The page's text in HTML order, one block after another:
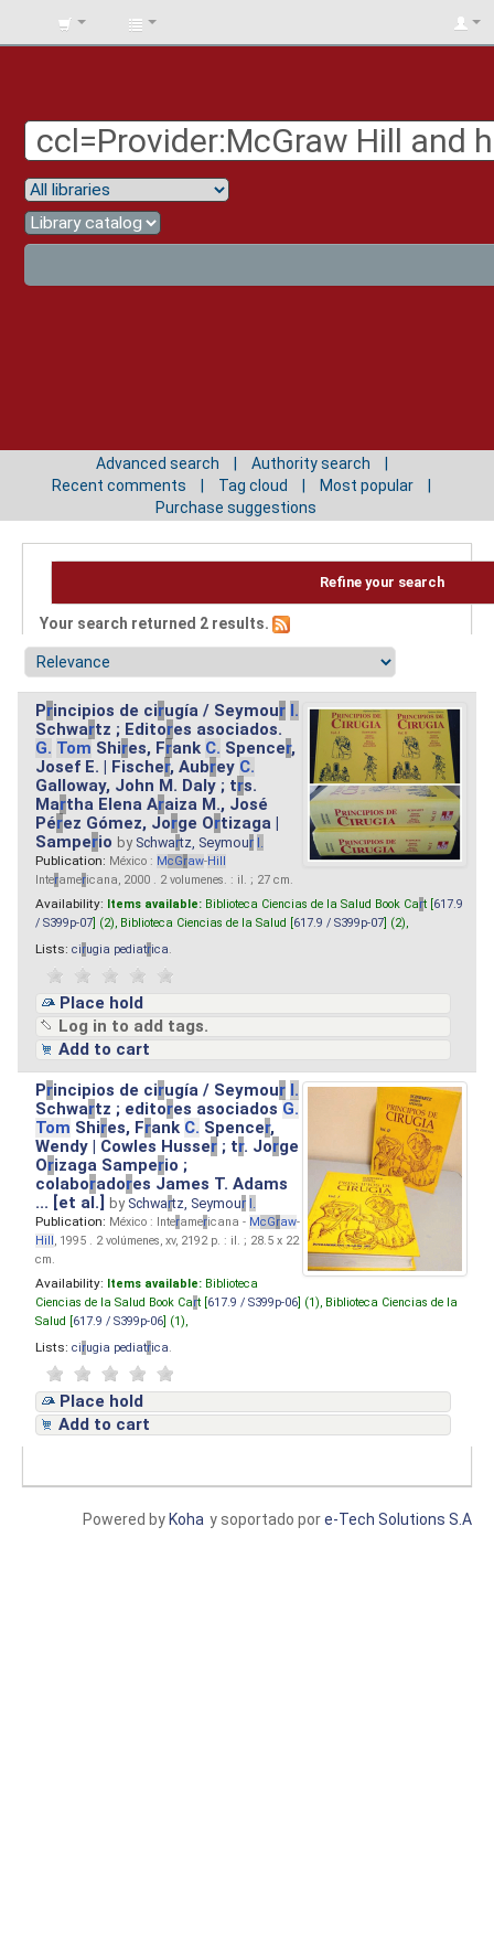
BIBLIOTECA
Advanced search
Authority search
Recent comments
Tag cloud
Most popular
Purchase suggestions
Refine your search
Your search returned 2 results.
Principios de cirugía / Seymour I.
Schwartz ; Editores asociados.
G. Tom Shires, Frank C. Spencer,
Josef E. | Fischer, Aubrey C.
Galloway, John M. Daly ; trs.
Martha Elena Araiza M., José
Pérez Gómez, Jorge Ortizaga |
Samperio by Schwartz, Seymour I.
Publication: México : McGraw-Hill
Interamericana, 2000 . 2 volumenes. : il. ; 27 cm.
Availability: Items available: Biblioteca Ciencias de la Salud Book Cart [ 617.9
/ S399p-07 ] (2), Biblioteca Ciencias de la Salud [ 617.9 / S399p-07 ] (2),
Lists: cirugia pediatrica
Place hold
Log in to add tags.
Add to cart
Principios de cirugía / Seymour I.
Schwartz ; editores asociados G.
Tom Shires, Frank C. Spencer,
Wendy | Cowles Husser ; tr. Jorge
Orizaga Samperio ;
colaboradores James T. Adams
... [et al.]by Schwartz, Seymour I.
Publication: México : Interamericana - McGraw-
Hill, 1995 . 2 volúmenes, xv, 2192 p. : il. ; 28.5 x 22
cm.
Availability: Items available: Biblioteca
Ciencias de la Salud Book Cart [ 617.9 / S399p-06 ] (1), Biblioteca Ciencias de la
Salud [ 617.9 / S399p-06 ] (1),
Lists: cirugia pediatrica
Place hold
Add to cart
y soportado pore-Tech Solutions S.A
Powered by Koha